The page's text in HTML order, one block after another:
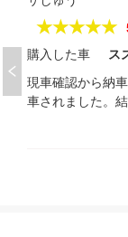
★★★★★
購入した車
ス
現車確認から納
車されました。
快調です。 ノ